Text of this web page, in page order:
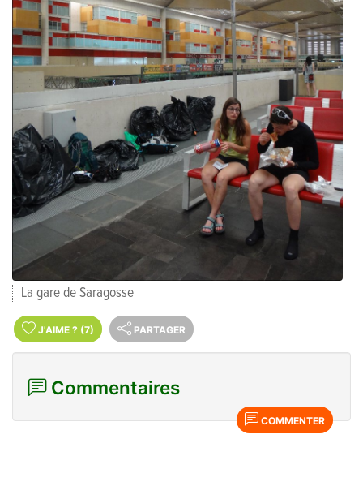
La gare de Saragosse
J'AIME ? (7) PARTAGER
Commentaires
COMMENTER